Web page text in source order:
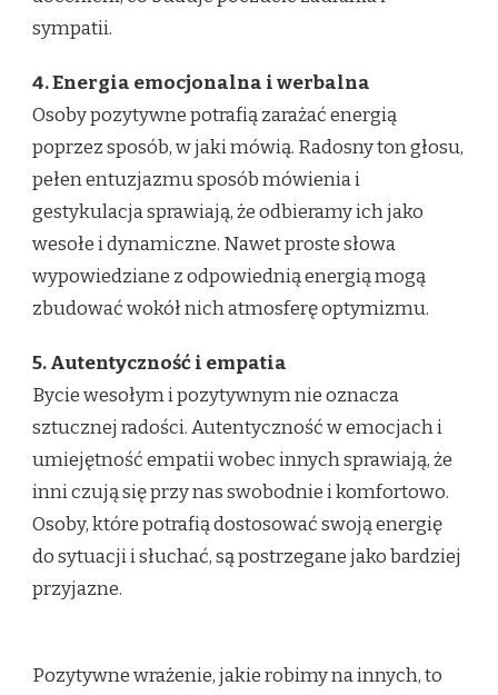
sympatii.
4. Energia emocjonalna i werbalna
Osoby pozytywne potrafią zarażać energią
poprzez sposób, w jaki mówią. Radosny ton głosu,
pełen entuzjazmu sposób mówienia i
gestykulacja sprawiają, że odbieramy ich jako
wesołe i dynamiczne. Nawet proste słowa
wypowiedziane z odpowiednią energią mogą
zbudować wokół nich atmosferę optymizmu.
5. Autentyczność i empatia
Bycie wesołym i pozytywnym nie oznacza
sztucznej radości. Autentyczność w emocjach i
umiejętność empatii wobec innych sprawiają, że
inni czują się przy nas swobodnie i komfortowo.
Osoby, które potrafią dostosować swoją energię
do sytuacji i słuchać, są postrzegane jako bardziej
przyjazne.
Pozytywne wrażenie, jakie robimy na innych, to